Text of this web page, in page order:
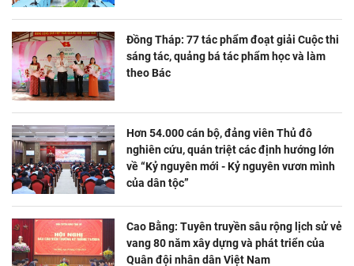
Đồng Tháp: 77 tác phẩm đoạt giải Cuộc thi
sáng tác, quảng bá tác phẩm học và làm
theo Bác
Hơn 54.000 cán bộ, đảng viên Thủ đô
nghiên cứu, quán triệt các định hướng lớn
về “Kỷ nguyên mới - Kỷ nguyên vươn mình
của dân tộc”
Cao Bằng: Tuyên truyền sâu rộng lịch sử vẻ
vang 80 năm xây dựng và phát triển của
Quân đội nhân dân Việt Nam